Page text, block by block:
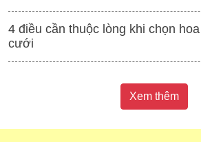
4 điều cần thuộc lòng khi chọn
cưới
Xem thêm